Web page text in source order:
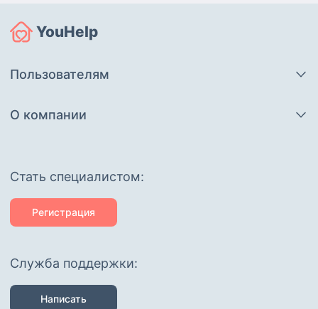
YouHelp
Пользователям
О компании
Cтать специалистом:
Регистрация
Служба поддержки:
Написать